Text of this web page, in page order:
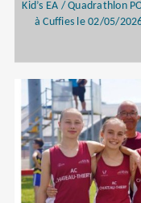
Kid’s EA / Quadrathlon
à Cuffies le 02/05/